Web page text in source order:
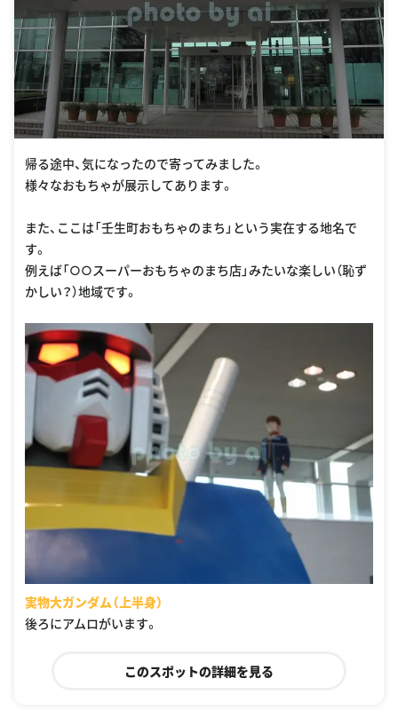
帰る途中、気になったので寄ってみました。
様々なおもちゃが展示してあります。
また、ここは「壬生町おもちゃのまち」という実在する地名で
す。
例えば「○○スーパーおもちゃのまち店」みたいな楽しい（恥ず
かしい？）地域です。
実物大ガンダム（上半身）
後ろにアムロがいます。
このスポットの詳細を見る